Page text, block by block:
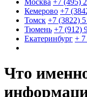
Москва +7 (495)
Кемерово +7
Томск +7 (3822)
Тюмень +7 (912)
Екатеринбург + 7
Что